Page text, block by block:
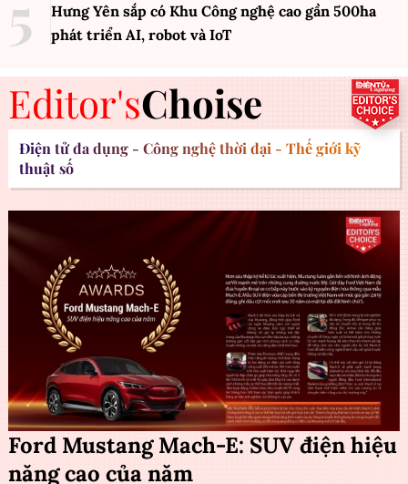
Hưng Yên sắp có Khu Công nghệ cao gần 500ha
phát triển AI, robot và IoT
Editor'sChoise
Điện tử đa dụng - Công nghệ thời đại - Thế giới kỹ
thuật số
Ford Mustang Mach-E: SUV điện hiệu
năng cao của năm